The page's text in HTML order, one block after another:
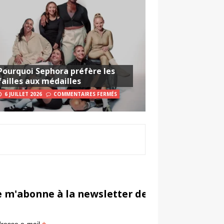
Sephora préfère les
aux médailles
6 JUILLET 2026 COMMENTAIRES FERMÉS
m'abonne à la newsletter de